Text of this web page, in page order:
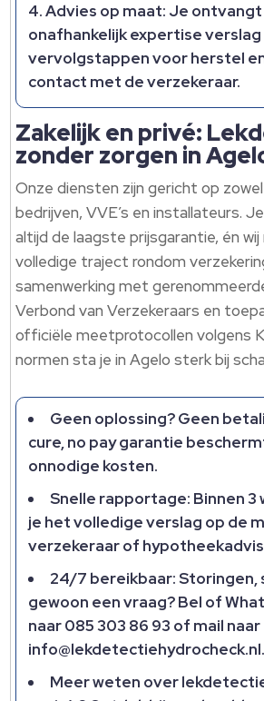
Advies op maat: Je ontvangt
onafhankelijk expertise
vervolgstappen voor herstel
contact met de verzekeraar.
Zakelijk en privé:
zonder zorgen in
Onze diensten zijn gericht op
bedrijven, VVE’s en installateurs.
altijd de laagste prijsgarantie, én
volledige traject rondom
samenwerking met
Verbond van Verzekeraars en
officiële meetprotocollen volgens
normen sta je in Agelo sterk bij
Geen oplossing? Geen
cure, no pay garantie
onnodige kosten.
Snelle rapportage: Binnen 3
je het volledige verslag op de
verzekeraar of
24/7 bereikbaar: Storingen,
gewoon een vraag? Bel of
naar 085 303 86 93 of mail naar
info@lekdetectiehydrocheck.nl.
Meer weten over